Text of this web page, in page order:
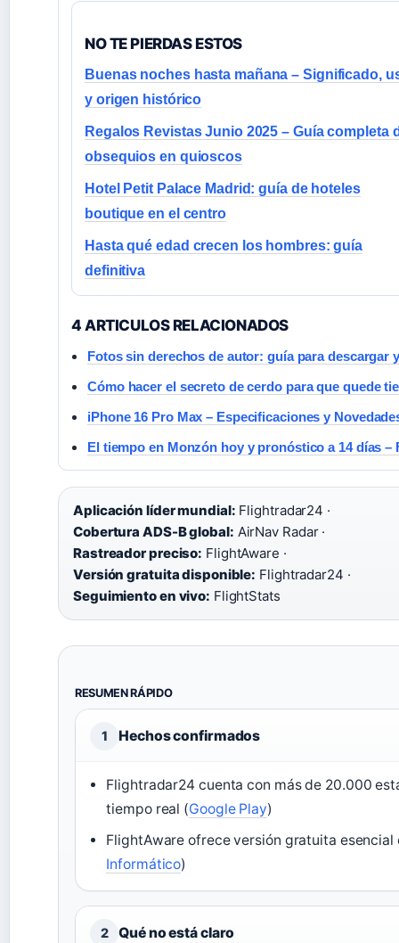
NO TE PIERDAS ESTOS
Buenas noches hasta mañana – Significado,
y origen histórico
Regalos Revistas Junio 2025 – Guía completa
obsequios en quioscos
Hotel Petit Palace Madrid: guía de hoteles
boutique en el centro
Hasta qué edad crecen los hombres: guía
definitiva
4 ARTICULOS RELACIONADOS
Fotos sin derechos de autor: guía para descargar
Cómo hacer el secreto de cerdo para que quede
iPhone 16 Pro Max – Especificaciones y
El tiempo en Monzón hoy y pronóstico a 14 días –
Aplicación líder mundial: Flightradar24 ·
Cobertura ADS-B global: AirNav Radar ·
Rastreador preciso: FlightAware ·
Versión gratuita disponible: Flightradar24 ·
Seguimiento en vivo: FlightStats
RESUMEN RÁPIDO
1 Hechos confirmados
Flightradar24 cuenta con más de 20.000
tiempo real (Google Play)
FlightAware ofrece versión gratuita
Informático)
2 Qué no está claro